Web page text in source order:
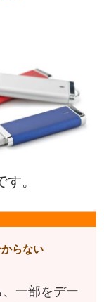
。
らない
一部をデー